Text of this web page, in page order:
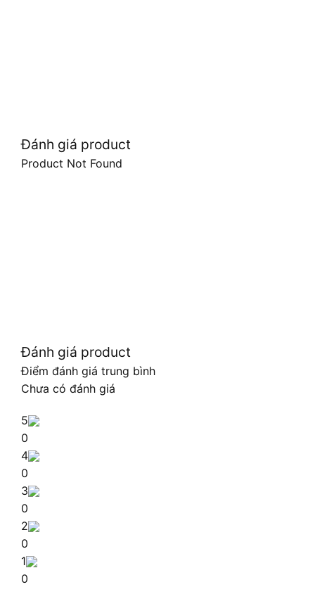
Đánh giá product
Product Not Found
Đánh giá product
Điểm đánh giá trung bình
Chưa có đánh giá
5
0
4
0
3
0
2
0
1
0